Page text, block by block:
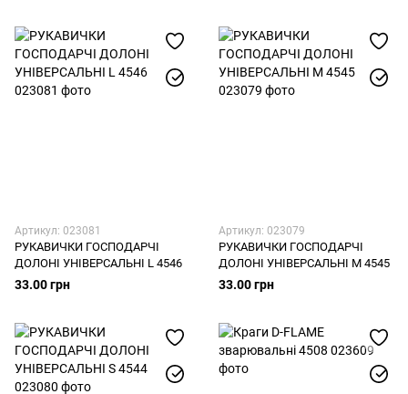
Артикул: 023081
РУКАВИЧКИ ГОСПОДАРЧІ
ДОЛОНІ УНІВЕРСАЛЬНІ L 4546
33.00 грн
Артикул: 023079
РУКАВИЧКИ ГОСПОДАРЧІ
ДОЛОНІ УНІВЕРСАЛЬНІ M 4545
33.00 грн